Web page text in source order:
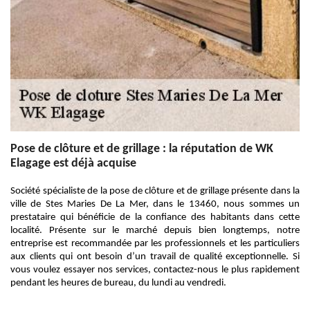
Pose de clôture et de grillage : la réputation de WK
Elagage est déjà acquise
Société spécialiste de la pose de clôture et de grillage présente dans la
ville de Stes Maries De La Mer, dans le 13460, nous sommes un
prestataire qui bénéficie de la confiance des habitants dans cette
localité. Présente sur le marché depuis bien longtemps, notre
entreprise est recommandée par les professionnels et les particuliers
aux clients qui ont besoin d’un travail de qualité exceptionnelle. Si
vous voulez essayer nos services, contactez-nous le plus rapidement
pendant les heures de bureau, du lundi au vendredi.